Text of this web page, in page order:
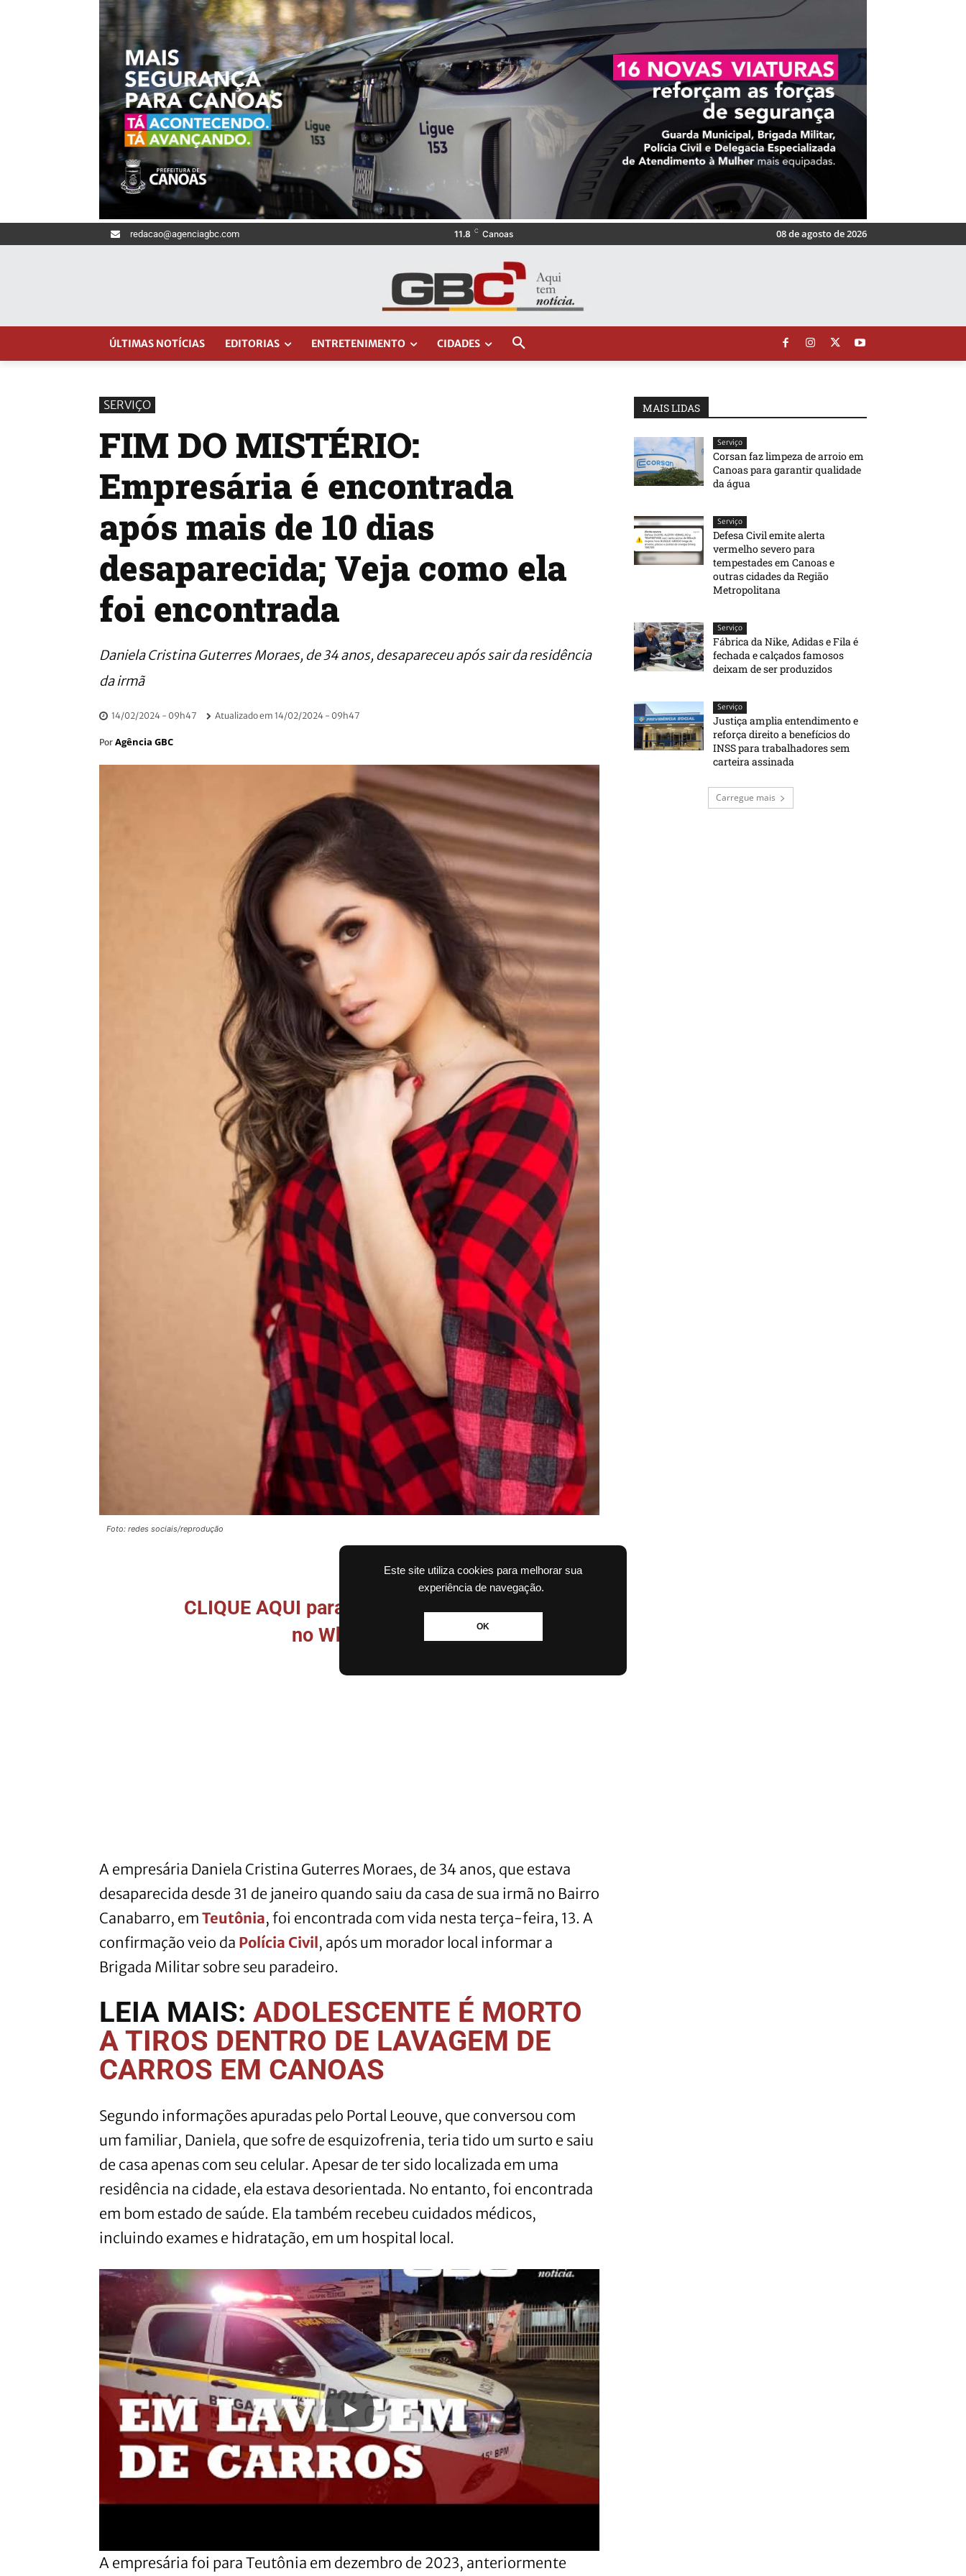
Este site utiliza cookies para melhorar sua
experiência de navegação.
OK
redacao@agenciagbc.com 11.8 C Canoas 08 de agosto de 2026
ÚLTIMAS NOTÍCIAS EDITORIAS ENTRETENIMENTO CIDADES
SERVIÇO
FIM DO MISTÉRIO:
Empresária é encontrada
após mais de 10 dias
desaparecida; Veja como ela
foi encontrada
Daniela Cristina Guterres Moraes, de 34 anos, desapareceu após sair da residência
da irmã
14/02/2024 - 09h47 Atualizado em 14/02/2024 - 09h47
Por Agência GBC
Foto: redes sociais/reprodução
CLIQUE AQUI para receber as notícias
no WhatsApp
A empresária Daniela Cristina Guterres Moraes, de 34 anos, que estava
desaparecida desde 31 de janeiro quando saiu da casa de sua irmã no Bairro
Canabarro, em Teutônia, foi encontrada com vida nesta terça-feira, 13. A
confirmação veio da Polícia Civil, após um morador local informar a
Brigada Militar sobre seu paradeiro.
LEIA MAIS: ADOLESCENTE É MORTO
A TIROS DENTRO DE LAVAGEM DE
CARROS EM CANOAS
Segundo informações apuradas pelo Portal Leouve, que conversou com
um familiar, Daniela, que sofre de esquizofrenia, teria tido um surto e saiu
de casa apenas com seu celular. Apesar de ter sido localizada em uma
residência na cidade, ela estava desorientada. No entanto, foi encontrada
em bom estado de saúde. Ela também recebeu cuidados médicos,
incluindo exames e hidratação, em um hospital local.
A empresária foi para Teutônia em dezembro de 2023, anteriormente
MAIS LIDAS
Serviço
Corsan faz limpeza de arroio em
Canoas para garantir qualidade
da água
Serviço
Defesa Civil emite alerta
vermelho severo para
tempestades em Canoas e
outras cidades da Região
Metropolitana
Serviço
Fábrica da Nike, Adidas e Fila é
fechada e calçados famosos
deixam de ser produzidos
Serviço
Justiça amplia entendimento e
reforça direito a benefícios do
INSS para trabalhadores sem
carteira assinada
Carregue mais